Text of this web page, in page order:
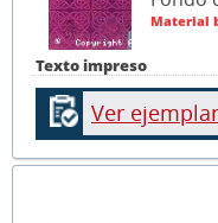
Texto impreso
Material
Ver